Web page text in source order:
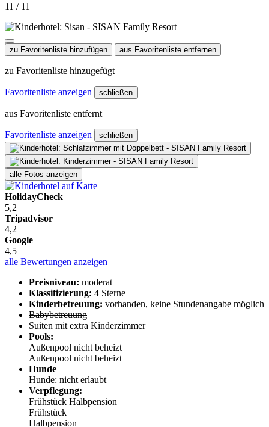
11 / 11
zu Favoritenliste hinzufügen aus Favoritenliste entfernen
zu Favoritenliste hinzugefügt
Favoritenliste anzeigen schließen
aus Favoritenliste entfernt
Favoritenliste anzeigen schließen
alle Fotos anzeigen
HolidayCheck
5,2
Tripadvisor
4,2
Google
4,5
alle Bewertungen anzeigen
Preisniveau: moderat
Klassifizierung: 4 Sterne
Kinderbetreuung: vorhanden, keine Stundenangabe möglich
Babybetreuung
Suiten mit extra Kinderzimmer
Pools:
Außenpool nicht beheizt
Außenpool nicht beheizt
Hunde
Hunde: nicht erlaubt
Verpflegung:
Frühstück Halbpension
Frühstück
Halbpension